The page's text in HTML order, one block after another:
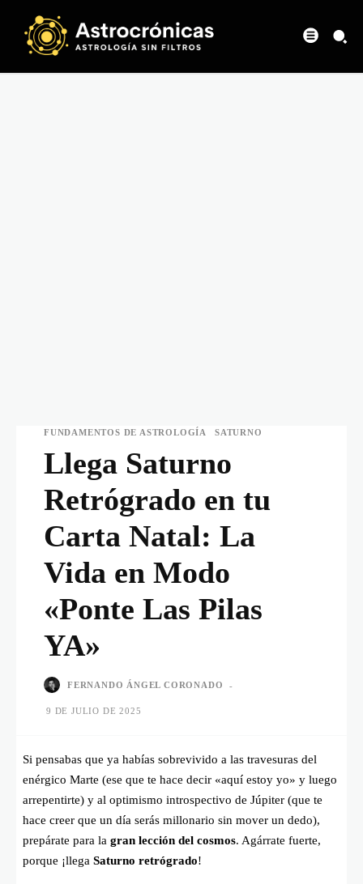
FUNDAMENTOS DE ASTROLOGÍA SATURNO
Llega Saturno
Retrógrado en tu
Carta Natal: La
Vida en Modo
«Ponte Las Pilas
YA»
FERNANDO ÁNGEL CORONADO -
9 DE JULIO DE 2025
Si pensabas que ya habías sobrevivido a las travesuras del
enérgico Marte (ese que te hace decir «aquí estoy yo» y luego
arrepentirte) y al optimismo introspectivo de Júpiter (que te
hace creer que un día serás millonario sin mover un dedo),
prepárate para la gran lección del cosmos. Agárrate fuerte,
porque ¡llega Saturno retrógrado!